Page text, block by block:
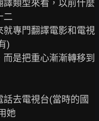
類型來看，以前什麼
二
專門翻譯電影和電視
)
是把重心漸漸轉移到
去電視台(當時的國
她